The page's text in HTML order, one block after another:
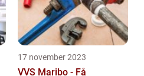
17 november 2023
VVS Maribo - Få